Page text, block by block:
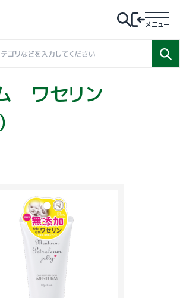
メニュー
ワセリン